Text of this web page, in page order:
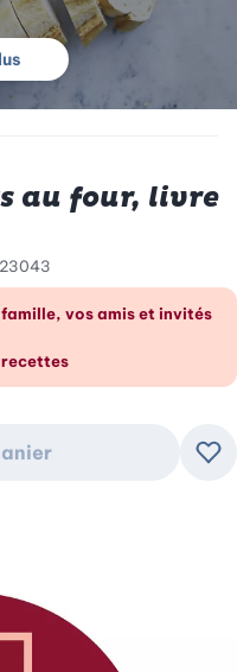
au four, livre
23043
un coup d’œil
vos amis et invités
recettes